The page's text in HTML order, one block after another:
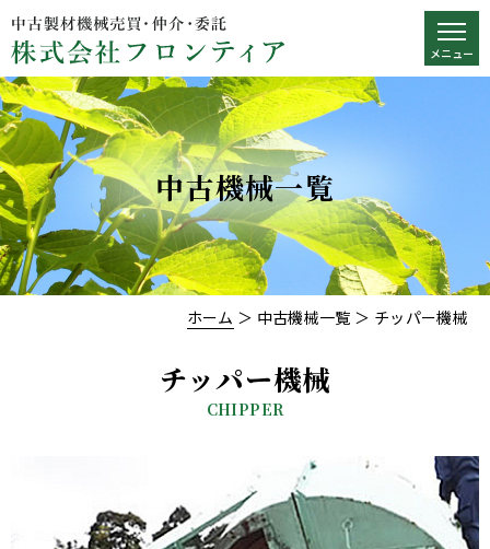
中古機械一覧
ホーム ＞ 中古機械一覧 ＞ チッパー機械
チッパー機械
CHIPPER